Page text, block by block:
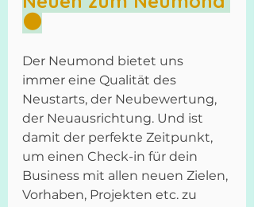
🌑
Der Neumond bietet uns
immer eine Qualität des
Neustarts, der Neubewertung,
der Neuausrichtung. Und ist
damit der perfekte Zeitpunkt,
um einen Check-in für dein
Business mit allen neuen Zielen,
Vorhaben, Projekten etc. zu